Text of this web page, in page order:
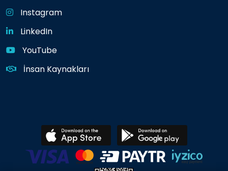
Instagram
LinkedIn
YouTube
İnsan Kaynakları